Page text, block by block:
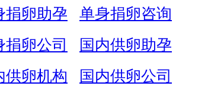
捐卵助孕
单身捐卵咨询
捐卵公司
国内供卵助孕
供卵机构
国内供卵公司